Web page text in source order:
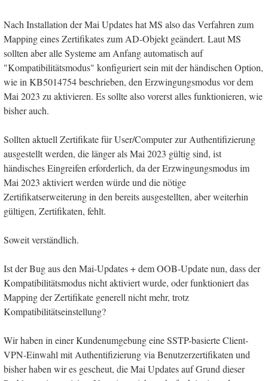
Nach Installation der Mai Updates hat MS also das Verfahren zum
Mapping eines Zertifikates zum AD-Objekt geändert. Laut MS
sollten aber alle Systeme am Anfang automatisch auf
"Kompatibilitätsmodus" konfiguriert sein mit der händischen Option,
wie in KB5014754 beschrieben, den Erzwingungsmodus vor dem
Mai 2023 zu aktivieren. Es sollte also vorerst alles funktionieren, wie
bisher auch.
Sollten aktuell Zertifikate für User/Computer zur Authentifizierung
ausgestellt werden, die länger als Mai 2023 gültig sind, ist
händisches Eingreifen erforderlich, da der Erzwingungsmodus im
Mai 2023 aktiviert werden würde und die nötige
Zertifikatserweiterung in den bereits ausgestellten, aber weiterhin
gültigen, Zertifikaten, fehlt.
Soweit verständlich.
Ist der Bug aus den Mai-Updates + dem OOB-Update nun, dass der
Kompatibilitätsmodus nicht aktiviert wurde, oder funktioniert das
Mapping der Zertifikate generell nicht mehr, trotz
Kompatibilitätseinstellung?
Wir haben in einer Kundenumgebung eine SSTP-basierte Client-
VPN-Einwahl mit Authentifizierung via Benutzerzertifikaten und
bisher haben wir es gescheut, die Mai Updates auf Grund dieser